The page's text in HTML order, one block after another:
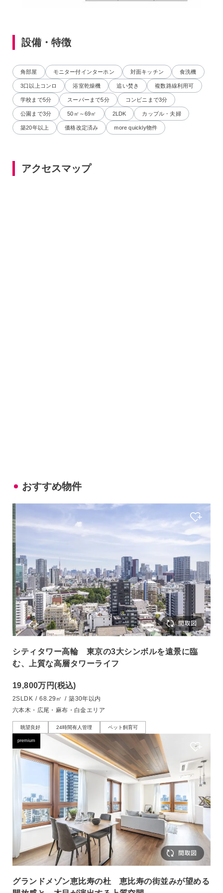
設備・特徴
角部屋 モニター付インターホン 対面キッチン 食洗機
3口以上コンロ 浴室乾燥機 追い焚き 複数路線利用可
学校まで5分 スーパーまで5分 コンビニまで3分
公園まで3分 50㎡～69㎡ 2LDK カップル・夫婦
築20年以上 価格改定済み more quickly物件
アクセスマップ
おすすめ物件
シティタワー高輪 東京の3大シンボルを遠景に臨
む、上質な高層タワーライフ
19,800万円(税込)
2SLDK / 68.29㎡ / 築30年以内
六本木・広尾・麻布・白金エリア
眺望良好 24時間有人管理 ペット飼育可
premium
グランドメゾン恵比寿の杜 恵比寿の街並みが望める